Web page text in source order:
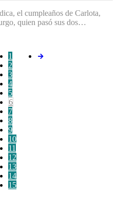
el cumpleaños de Carlota,
quien pasó sus dos…
1
2
3
4
5
6
7
8
9
10
11
12
13
14
15